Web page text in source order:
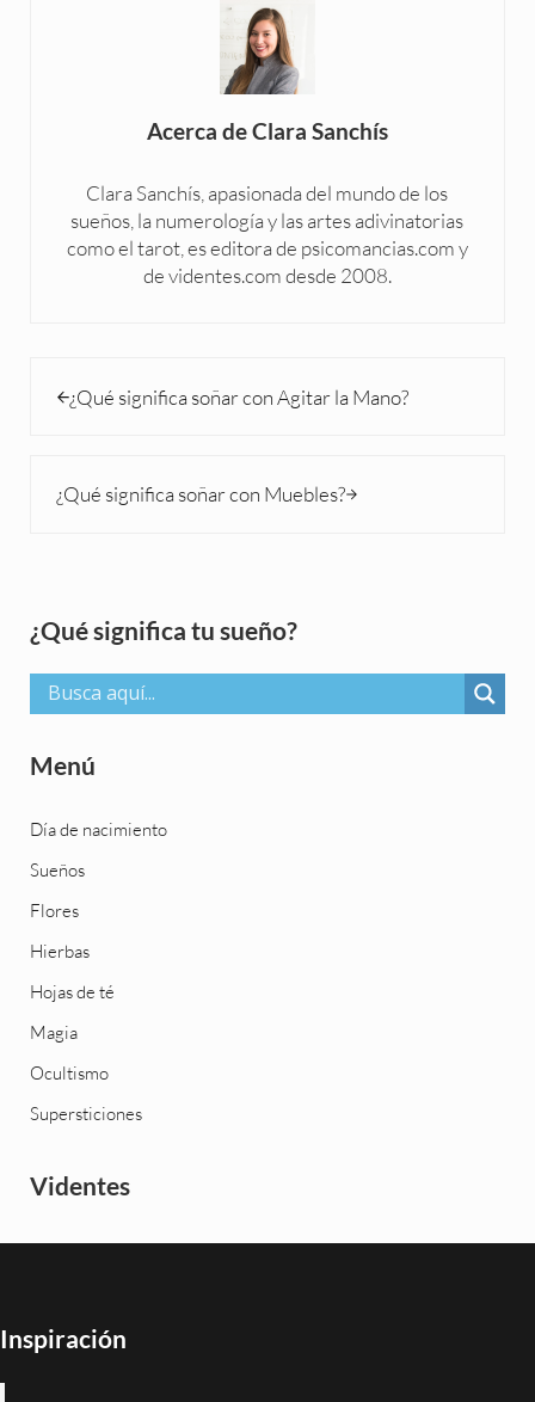
Acerca deClara Sanchís
Clara Sanchís, apasionada del mundo de los
sueños, la numerología y las artes adivinatorias
como el tarot, es editora de psicomancias.com y
de videntes.com desde 2008.
¿Qué significa soñar con Agitar la Mano?
¿Qué significa soñar con Muebles?
Sidebar
¿Qué significa tu sueño?
Menú
Día de nacimiento
Sueños
Flores
Hierbas
Hojas de té
Magia
Ocultismo
Supersticiones
Videntes
Inspiración